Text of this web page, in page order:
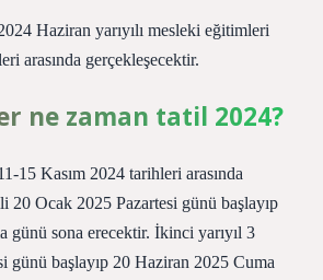
Haziran yarıyılı mesleki eğitimleri
​​arasında gerçekleşecektir.
ne zaman tatil 2024?
15 Kasım 2024 tarihleri ​​arasında
20 Ocak 2025 Pazartesi günü başlayıp
günü sona erecektir. İkinci yarıyıl 3
günü başlayıp 20 Haziran 2025 Cuma